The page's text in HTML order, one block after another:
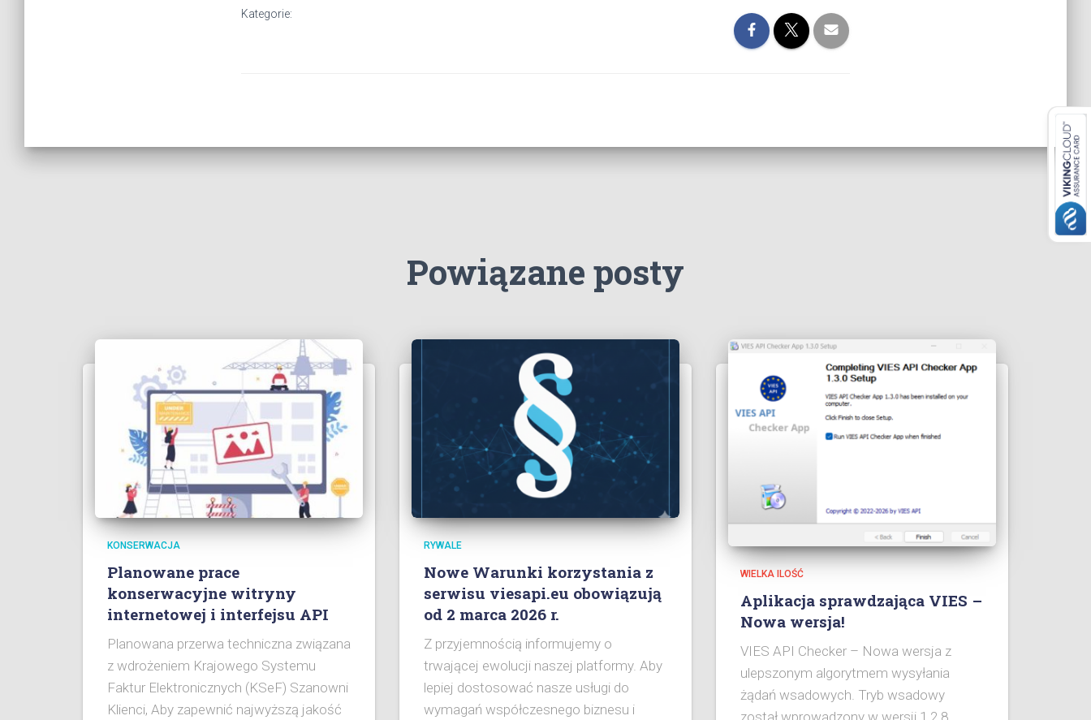
Kategorie:
Powiązane posty
KONSERWACJA
Planowane prace
konserwacyjne witryny
internetowej i interfejsu API
Planowana przerwa techniczna związana
z wdrożeniem Krajowego Systemu
Faktur Elektronicznych (KSeF) Szanowni
Klienci, Aby zapewnić najwyższą jakość
RYWALE
Nowe Warunki korzystania z
serwisu viesapi.eu obowiązują
od 2 marca 2026 r.
Z przyjemnością informujemy o
trwającej ewolucji naszej platformy. Aby
lepiej dostosować nasze usługi do
wymagań współczesnego biznesu i
WIELKA ILOŚĆ
Aplikacja sprawdzająca VIES –
Nowa wersja!
VIES API Checker – Nowa wersja z
ulepszonym algorytmem wysyłania
żądań wsadowych. Tryb wsadowy